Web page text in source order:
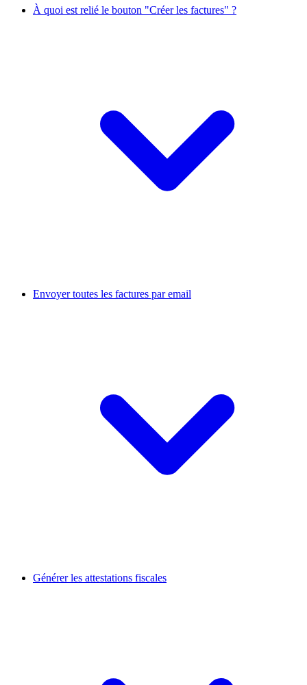
À quoi est relié le bouton "Créer les factures" ?
Envoyer toutes les factures par email
Générer les attestations fiscales